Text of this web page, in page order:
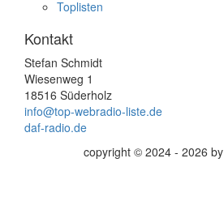
Toplisten
Kontakt
Stefan Schmidt
Wiesenweg 1
18516 Süderholz
info@top-webradio-liste.de
daf-radio.de
copyright © 2024 - 2026 by